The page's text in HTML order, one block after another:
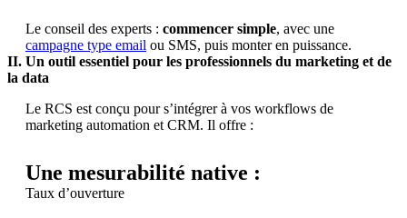
Le conseil des experts : commencer simple, avec une
campagne type email ou SMS, puis monter en puissance.
II. Un outil essentiel pour les professionnels du marketing et de
la data
Le RCS est conçu pour s’intégrer à vos workflows de
marketing automation et CRM. Il offre :
Une mesurabilité native :
Taux d’ouverture